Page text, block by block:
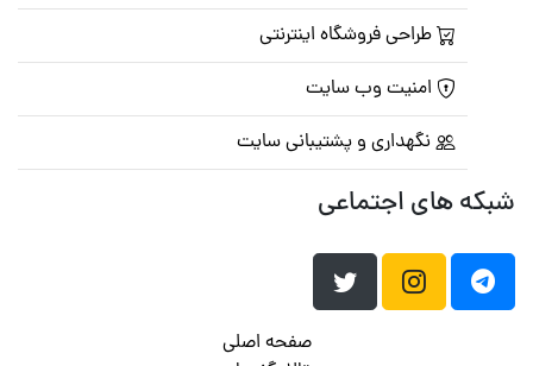
طراحی فروشگاه اینترنتی
امنیت وب سایت
نگهداری و پشتیبانی سایت
شبکه های اجتماعی
صفحه اصلی